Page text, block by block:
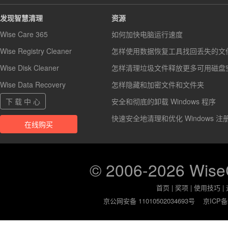
发现智慧清理
Wise Care 365
Wise Registry Cleaner
Wise Disk Cleaner
Wise Data Recovery
下 载 中 心
在线购买
资源
如何加快电脑运行速度
怎样使用数据恢复工具找回丢失的文
怎样清理垃圾文件释放更多可用磁盘
怎样隐藏和加密文件和文件夹
安全和彻底的卸载 Windows 程序
快速安全地清理和优化 Windows 注
© 2006-2026
首页 |奖项 |使用技巧 |
京公网安备 11010502034693号
京ICP